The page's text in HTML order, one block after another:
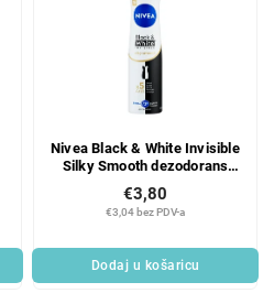
Nivea Black & White Invisible
Silky Smooth dezodorans
€3,04 bez PDV-a
€3,80
Dodaj u košaricu